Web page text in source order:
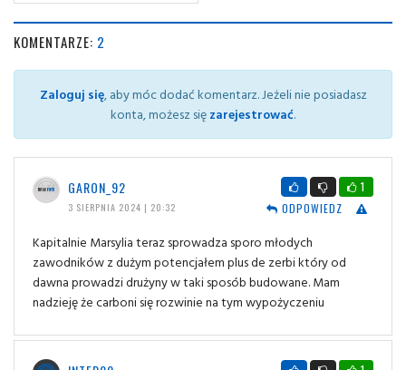
KOMENTARZE: 2
Zaloguj się, aby móc dodać komentarz. Jeżeli nie posiadasz
konta, możesz sięzarejestrować.
GARON_92
3 SIERPNIA 2024 | 20:32
1
ODPOWIEDZ
Kapitalnie Marsylia teraz sprowadza sporo młodych
zawodników z dużym potencjałem plus de zerbi który od
dawna prowadzi drużyny w taki sposób budowane. Mam
nadzieję że carboni się rozwinie na tym wypożyczeniu